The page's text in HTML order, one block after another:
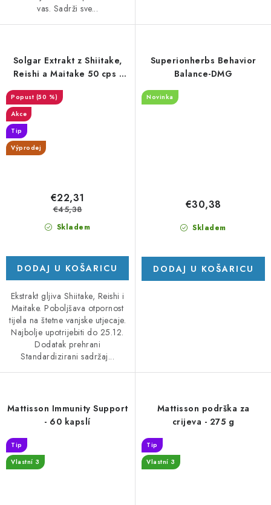
vas. Sadrži sve...
Solgar Extrakt z Shiitake,
Reishi a Maitake 50 cps -
DMS 1/26
(50 %)
Akce
Tip
Výprodej
Skladem
€22,31
€45,38
DODAJ U KOŠARICU
Ekstrakt gljiva Shiitake, Reishi i
Maitake. Poboljšava otpornost
tijela na štetne vanjske utjecaje.
Najbolje upotrijebiti do 25.12.
Dodatak prehrani
Standardizirani sadržaj...
Superionherbs Behavior
Balance-DMG
Novinka
Skladem
€30,38
DODAJ U KOŠARICU
Mattisson Immunity Support
- 60 kapslí
Tip
Vlastní 3
Mattisson podrška za
crijeva - 275 g
Tip
Vlastní 3